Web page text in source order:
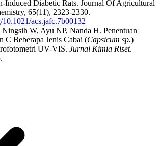
Induced Diabetic Rats. Journal Of Agricultural
65(11), 2323-2330.
acs.jafc.7b00132
W, Ayu NP, Nanda H. Penentuan
C Beberapa Jenis Cabai (Capsicum sp.)
UV-VIS. Jurnal Kimia Riset.